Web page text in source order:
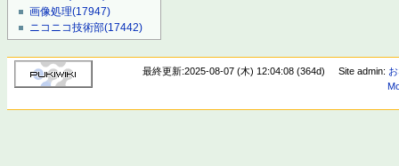
画像処理(17947)
ニコニコ技術部(17442)
最終更新:2025-08-07 (木) 12:04:08 (364d) Site admin: